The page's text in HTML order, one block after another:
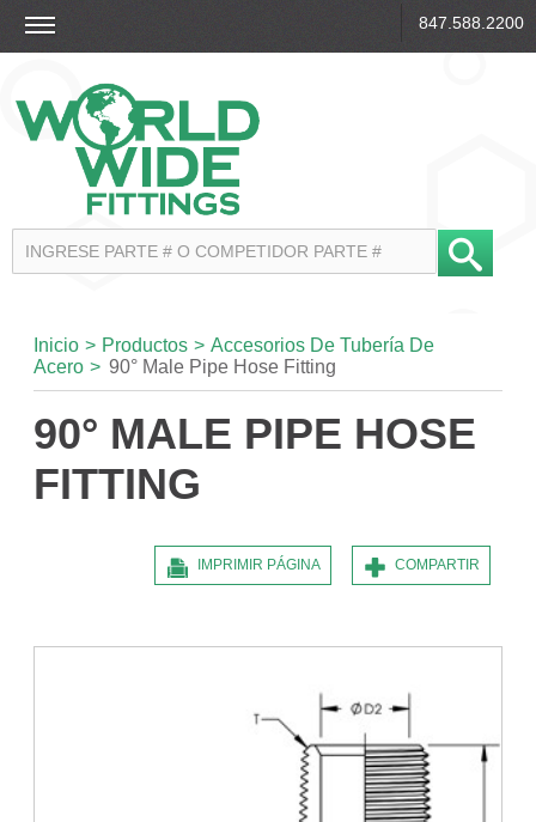
847.588.2200
Inicio > Productos > Accesorios De Tubería De
Acero > 90° Male Pipe Hose Fitting
90° MALE PIPE HOSE
FITTING
COMPARTIR
IMPRIMIR PÁGINA